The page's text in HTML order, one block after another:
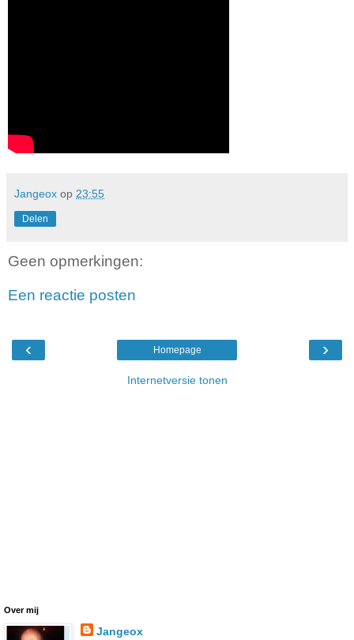
Jangeox op 23:55
Delen
Geen opmerkingen:
Een reactie posten
‹ ›
Homepage
Internetversie tonen
Over mij
Jangeox